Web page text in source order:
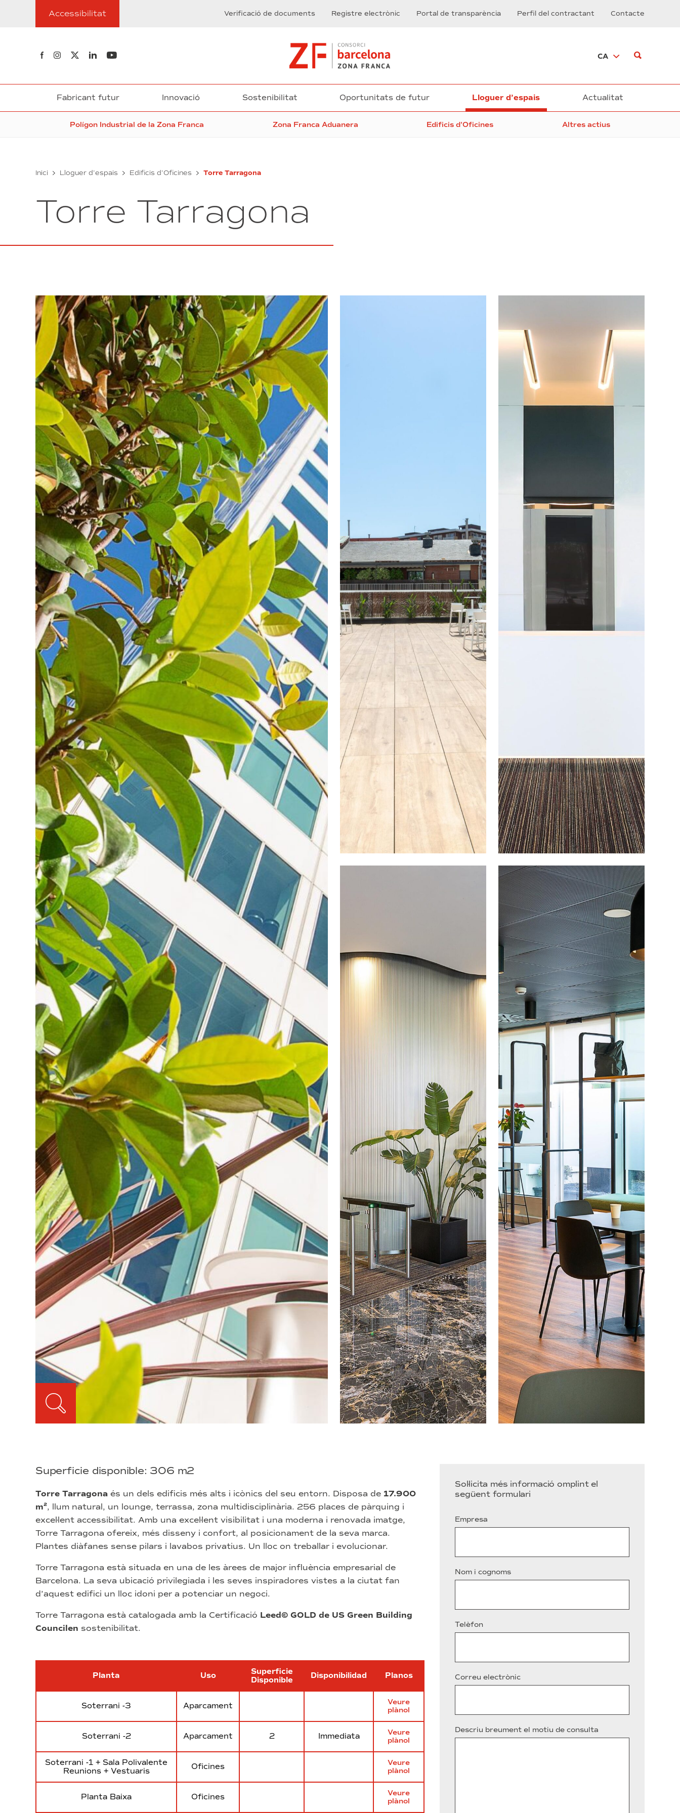
Accessibilitat Verificació de documents Registre electrònic Portal de transparència Perfil del contractant Contacte
Segueix-nos al Facebook
Segueix-nos a Instagram
Segueix-nos a Twitter
Segueix-nos a Linkedin
Segueix-nos a Youtube CA
Fabricant futur Innovació Sostenibilitat Oportunitats de futur Lloguer d’espais
Polígon Industrial de la Zona Franca Zona Franca Aduanera Edificis d’Oficines Altres actius
Actualitat
Inici Lloguer d’espais Edificis d’Oficines Torre Tarragona
Torre Tarragona
Superficie disponible: 306 m2
Torre Tarragona és un dels edificis més alts i icònics del seu entorn. Disposa de 17.900
m², llum natural, un lounge, terrassa, zona multidisciplinària. 256 places de pàrquing i
excel·lent accessibilitat. Amb una excel·lent visibilitat i una moderna i renovada imatge,
Torre Tarragona ofereix, més disseny i confort, al posicionament de la seva marca.
Plantes diàfanes sense pilars i lavabos privatius. Un lloc on treballar i evolucionar.
Torre Tarragona està situada en una de les àrees de major influència empresarial de
Barcelona. La seva ubicació privilegiada i les seves inspiradores vistes a la ciutat fan
d’aquest edifici un lloc idoni per a potenciar un negoci.
Torre Tarragona està catalogada amb la Certificació Leed© GOLD de US Green Building
Councilen sostenibilitat.
Planta Uso
Superficie
Disponible
Disponibilidad Planos
Soterrani -3 Aparcament
Veure
plànol
Soterrani -2 Aparcament 2 Immediata
Veure
plànol
Soterrani -1 + Sala Polivalente
Reunions + Vestuaris
Oficines
Veure
plànol
Planta Baixa Oficines
Veure
plànol
Sol·licita més informació omplint el
següent formulari
Empresa
Nom i cognoms
Telèfon
Correu electrònic
Descriu breument el motiu de consulta